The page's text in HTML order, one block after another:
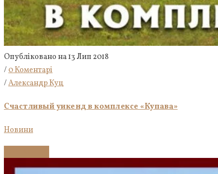
Опубліковано на 13 Лип 2018
/0 Коментарі
/Александр Куц
Счастливый уикенд в комплексе «Купава»
Новини